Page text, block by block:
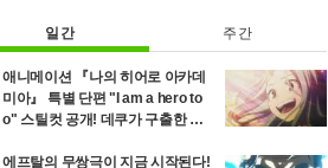
일간 주간
애니메이션 『나의 히어로 아카데
미아』 특별 단편 "I am a hero to
o" 스틸컷 공개! 데쿠가 구출한 소
에프탈의 무쌍극이 지금 시작된다!